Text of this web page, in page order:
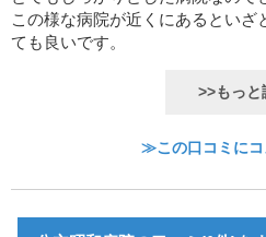
この様な病院が近くにあるといざ
ても良いです。
>>もっと
≫この口コミにコ